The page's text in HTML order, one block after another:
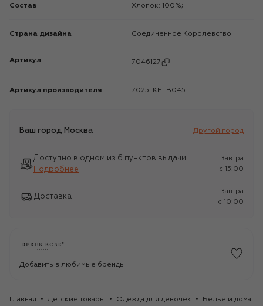
Состав Хлопок: 100%;
Страна дизайна Соединенное Королевство
Артикул 7046127
Артикул производителя 7025-KELB045
Ваш город Москва Другой город
Доступно в одном из 6 пунктов выдачи
Подробнее
Завтра
c 13:00
Доставка
Завтра
c 10:00
Добавить в любимые бренды
Главная Детские товары Одежда для девочек Бельё и